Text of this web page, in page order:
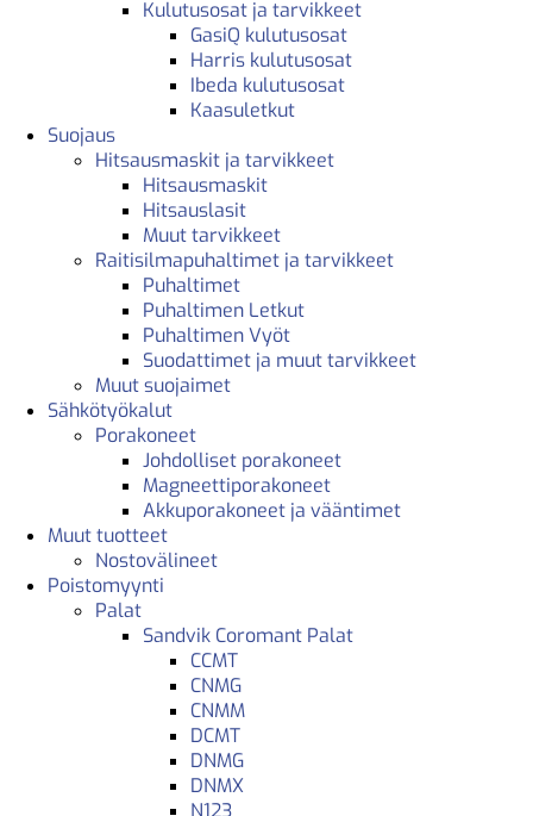
Kulutusosat ja tarvikkeet
GasiQ kulutusosat
Harris kulutusosat
Ibeda kulutusosat
Kaasuletkut
Suojaus
Hitsausmaskit ja tarvikkeet
Hitsausmaskit
Hitsauslasit
Muut tarvikkeet
Raitisilmapuhaltimet ja tarvikkeet
Puhaltimet
Puhaltimen Letkut
Puhaltimen Vyöt
Suodattimet ja muut tarvikkeet
Muut suojaimet
Sähkötyökalut
Porakoneet
Johdolliset porakoneet
Magneettiporakoneet
Akkuporakoneet ja vääntimet
Muut tuotteet
Nostovälineet
Poistomyynti
Palat
Sandvik Coromant Palat
CCMT
CNMG
CNMM
DCMT
DNMG
DNMX